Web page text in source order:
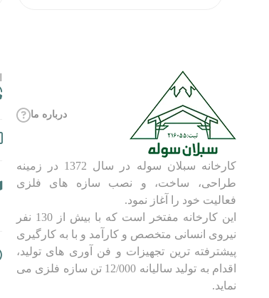
درباره ما
کارخانه سبلان سوله در سال 1372 در زمینه
طراحی، ساخت، و نصب سازه های فلزی
فعالیت خود را آغاز نمود.
این کارخانه مفتخر است که با بیش از 130 نفر
نیروی انسانی متخصص و کارآمد و با به کارگیری
پیشترفته ترین تجهیزات و فن آوری های تولید،
اقدام به تولید سالیانه 12/000 تن سازه فلزی می
نماید.